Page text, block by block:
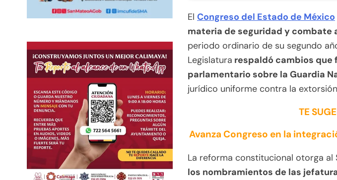
El Congreso del Estado de México
materia de seguridad y combate
periodo ordinario de su segundo
Legislatura respaldó cambios
parlamentario sobre la Guardia
jurídico uniforme contra la
TE
Avanza Congreso en la
La reforma constitucional otorga al
los nombramientos de las